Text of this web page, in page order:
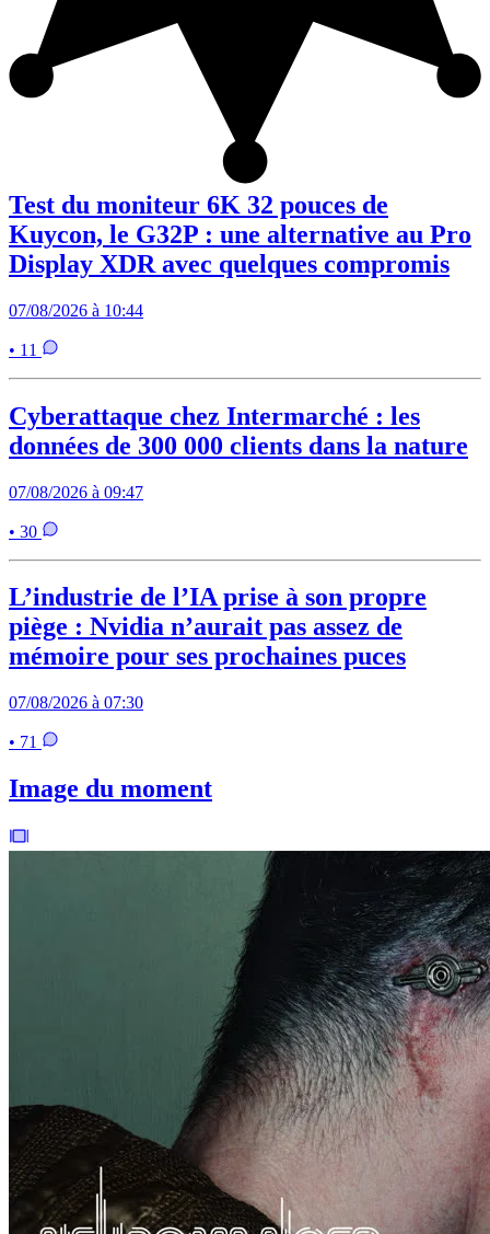
Test du moniteur 6K 32 pouces de
Kuycon, le G32P : une alternative au Pro
Display XDR avec quelques compromis
07/08/2026 à 10:44
• 11
Cyberattaque chez Intermarché : les
données de 300 000 clients dans la nature
07/08/2026 à 09:47
• 30
L’industrie de l’IA prise à son propre
piège : Nvidia n’aurait pas assez de
mémoire pour ses prochaines puces
07/08/2026 à 07:30
• 71
Image du moment